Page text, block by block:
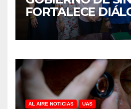
FORTALECE
MUJERES
CULIACÁN
AL AIRE NOTICIAS UAS